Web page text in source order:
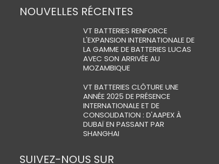
NOUVELLES RÉCENTES
VT BATTERIES RENFORCE
L'EXPANSION INTERNATIONALE DE
LA GAMME DE BATTERIES LUCAS
AVEC SON ARRIVÉE AU
MOZAMBIQUE
VT BATTERIES CLÔTURE UNE
ANNÉE 2025 DE PRÉSENCE
INTERNATIONALE ET DE
CONSOLIDATION : D'AAPEX À
DUBAÏ EN PASSANT PAR
SHANGHAI
SUIVEZ-NOUS SUR